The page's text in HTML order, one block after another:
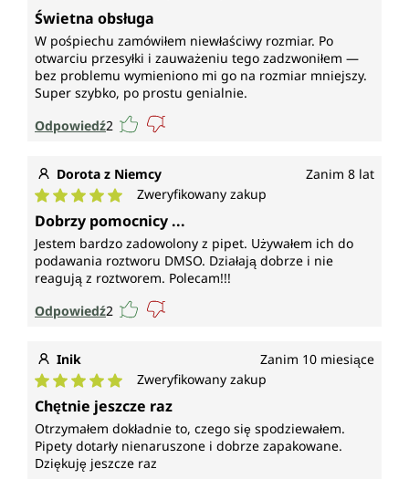
Średnia ocena 5 z 5 gwiazdek
Świetna obsługa
W pośpiechu zamówiłem niewłaściwy rozmiar. Po
otwarciu przesyłki i zauważeniu tego zadzwoniłem —
bez problemu wymieniono mi go na rozmiar mniejszy.
Super szybko, po prostu genialnie.
Odpowiedź2
Dorota z Niemcy Zanim 8 lat
Średnia ocena 5 z 5 gwiazdek
Zweryfikowany zakup
Dobrzy pomocnicy ...
Jestem bardzo zadowolony z pipet. Używałem ich do
podawania roztworu DMSO. Działają dobrze i nie
reagują z roztworem. Polecam!!!
Odpowiedź2
Inik Zanim 10 miesiące
Średnia ocena 5 z 5 gwiazdek
Zweryfikowany zakup
Chętnie jeszcze raz
Otrzymałem dokładnie to, czego się spodziewałem.
Pipety dotarły nienaruszone i dobrze zapakowane.
Dziękuję jeszcze raz